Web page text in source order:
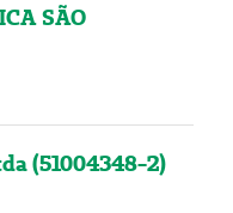
SÃO
(51004348-2)